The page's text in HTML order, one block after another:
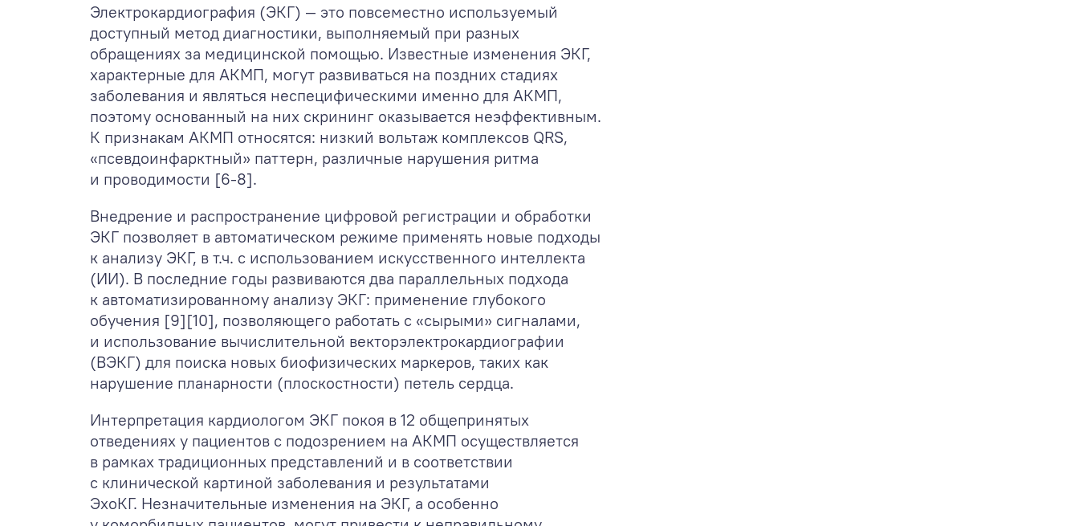
Электрокардиография (ЭКГ) — это повсеместно используемый
доступный метод диагностики, выполняемый при разных
обращениях за медицинской помощью. Известные изменения ЭКГ,
характерные для АКМП, могут развиваться на поздних стадиях
заболевания и являться неспецифическими именно для АКМП,
поэтому основанный на них скрининг оказывается неэффективным.
К признакам АКМП относятся: низкий вольтаж комплексов QRS,
«псевдоинфарктный» паттерн, различные нарушения ритма
и проводимости [6-8].
Внедрение и распространение цифровой регистрации и обработки
ЭКГ позволяет в автоматическом режиме применять новые подходы
к анализу ЭКГ, в т.ч. с использованием искусственного интеллекта
(ИИ). В последние годы развиваются два параллельных подхода
к автоматизированному анализу ЭКГ: применение глубокого
обучения [9][10], позволяющего работать с «сырыми» сигналами,
и использование вычислительной векторэлектрокардиографии
(ВЭКГ) для поиска новых биофизических маркеров, таких как
нарушение планарности (плоскостности) петель сердца.
Интерпретация кардиологом ЭКГ покоя в 12 общепринятых
отведениях у пациентов с подозрением на АКМП осуществляется
в рамках традиционных представлений и в соответствии
с клинической картиной заболевания и результатами
ЭхоКГ. Незначительные изменения на ЭКГ, а особенно